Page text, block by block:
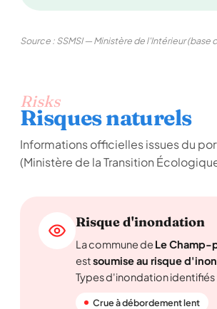
Source : SSMSI — Ministère de l'Intérieur (base
Risks
Risques naturels
Informations officielles issues du
(Ministère de la Transition
Risque d'inondation
La commune de Le Champ-
estsoumise au risque
Types d'inondation identifiés
Crue à débordement lent